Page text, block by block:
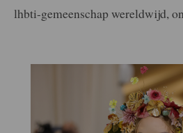
lhbti-gemeenschap wereldwijd,